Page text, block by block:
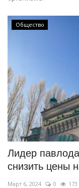
Общество
Лидер
снизить цены
Март 6, 2024 0 173